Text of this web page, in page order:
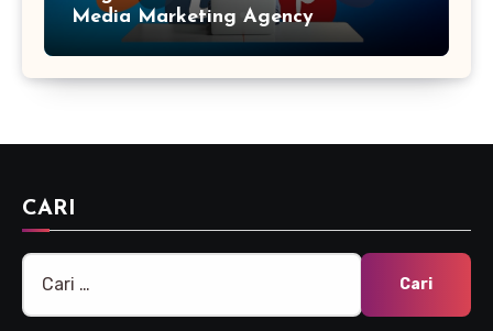
Media Marketing Agency
CARI
Cari
untuk: